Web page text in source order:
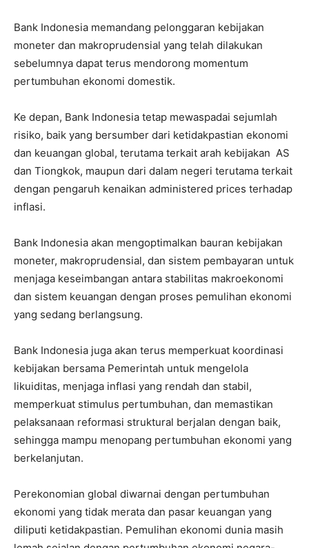
Bank Indonesia memandang pelonggaran kebijakan
moneter dan makroprudensial yang telah dilakukan
sebelumnya dapat terus mendorong momentum
pertumbuhan ekonomi domestik.
Ke depan, Bank Indonesia tetap mewaspadai sejumlah
risiko, baik yang bersumber dari ketidakpastian ekonomi
dan keuangan global, terutama terkait arah kebijakan AS
dan Tiongkok, maupun dari dalam negeri terutama terkait
dengan pengaruh kenaikan administered prices terhadap
inflasi.
Bank Indonesia akan mengoptimalkan bauran kebijakan
moneter, makroprudensial, dan sistem pembayaran untuk
menjaga keseimbangan antara stabilitas makroekonomi
dan sistem keuangan dengan proses pemulihan ekonomi
yang sedang berlangsung.
Bank Indonesia juga akan terus memperkuat koordinasi
kebijakan bersama Pemerintah untuk mengelola
likuiditas, menjaga inflasi yang rendah dan stabil,
memperkuat stimulus pertumbuhan, dan memastikan
pelaksanaan reformasi struktural berjalan dengan baik,
sehingga mampu menopang pertumbuhan ekonomi yang
berkelanjutan.
Perekonomian global diwarnai dengan pertumbuhan
ekonomi yang tidak merata dan pasar keuangan yang
diliputi ketidakpastian. Pemulihan ekonomi dunia masih